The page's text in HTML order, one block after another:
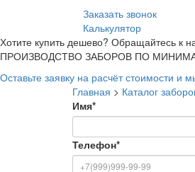
Заказать звонок
Калькулятор
Хотите купить дешево? Обращайтесь к
ПРОИЗВОДСТВО ЗАБОРОВ ПО
Оставьте заявку на расчёт стоимости и
Главная > Каталог
Имя*
Телефон*